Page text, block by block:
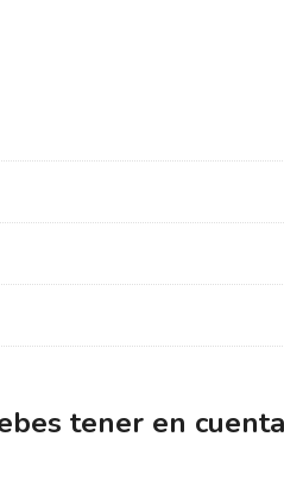
tener en cuenta